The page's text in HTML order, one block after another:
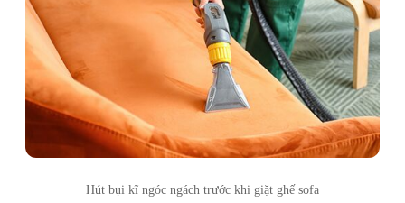
Hút bụi kĩ ngóc ngách trước khi giặt ghế sofa